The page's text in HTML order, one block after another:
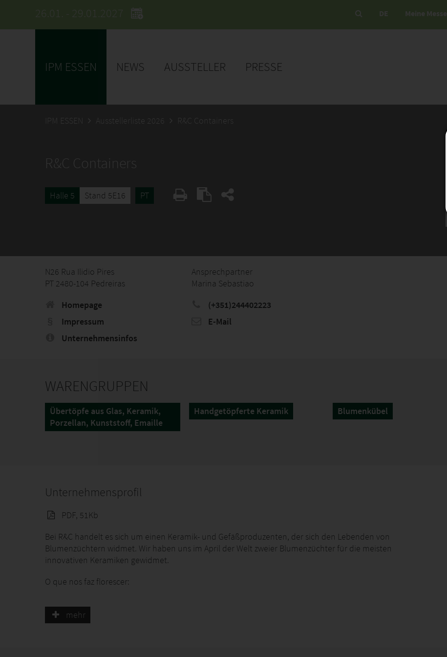
26.01. - 29.01.2027 DE Meine Messe
IPM ESSEN NEWS AUSSTELLER PRESSE
IPM ESSEN Ausstellerliste 2026 R&C Containers
R&C Containers
Halle 5 Stand 5E16 PT
N26 Rua Ilidio Pires
PT 2480-104 Pedreiras
Homepage
Impressum
Unternehmensinfos
Ansprechpartner
Marina Sebastiao
(+351)244402223
E-Mail
WARENGRUPPEN
Übertöpfe aus Glas, Keramik,
Porzellan, Kunststoff, Emaille
Handgetöpferte Keramik Blumenkübel
Unternehmensprofil
PDF, 51Kb
Bei R&C handelt es sich um einen Keramik- und Gefäßproduzenten, der sich den Lebenden von
Blumenzüchtern widmet. Wir haben uns im April der Welt zweier Blumenzüchter für die meisten
innovativen Keramiken gewidmet.
O que nos faz florescer:
werden, erhöhen den Wert der Keramik erheblich.
Wir sind zu mehr als 90 % in einem landwirtschaftlichen Betrieb im Vereinigten Königreich vertreten, in
mehr